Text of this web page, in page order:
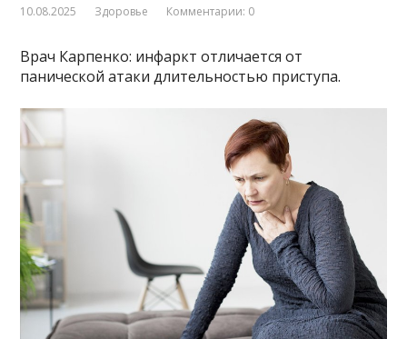
10.08.2025 Здоровье Комментарии: 0
Врач Карпенко: инфаркт отличается от
панической атаки длительностью приступа.